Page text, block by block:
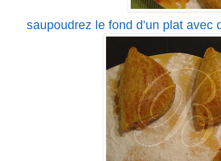
saupoudrez le fond d'un plat avec